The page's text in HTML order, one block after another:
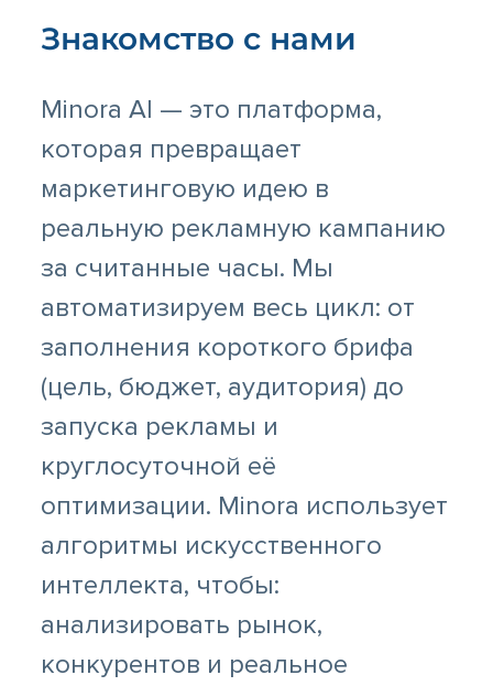
Знакомство с нами
Minora AI — это платформа,
которая превращает
маркетинговую идею в
реальную рекламную кампанию
за считанные часы. Мы
автоматизируем весь цикл: от
заполнения короткого брифа
(цель, бюджет, аудитория) до
запуска рекламы и
круглосуточной её
оптимизации. Minora использует
алгоритмы искусственного
интеллекта, чтобы:
анализировать рынок,
конкурентов и реальное